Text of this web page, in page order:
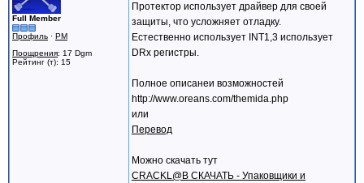
Full Member
Профиль · PM
Поощрения: 17 Dgm
Рейтинг (т): 15
Протектор использует драйвер для своей
защиты, что усложняет отладку.
Естественно использует INT1,3 использует
DRx регистры.
Полное описанеи возможностей
http://www.oreans.com/themida.php
или
Перевод
Можно скачать тут
CRACKL@B СКАЧАТЬ - Упаковщики и